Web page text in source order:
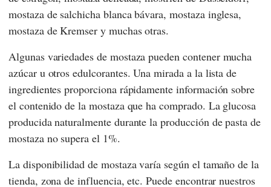
mostaza de salchicha blanca bávara, mostaza inglesa,
mostaza de Kremser y muchas otras.
Algunas variedades de mostaza pueden contener mucha
azúcar u otros edulcorantes. Una mirada a la lista de
ingredientes proporciona rápidamente información sobre
el contenido de la mostaza que ha comprado. La glucosa
producida naturalmente durante la producción de pasta de
mostaza no supera el 1%.
La disponibilidad de mostaza varía según el tamaño de la
tienda, zona de influencia, etc. Puede encontrar nuestros